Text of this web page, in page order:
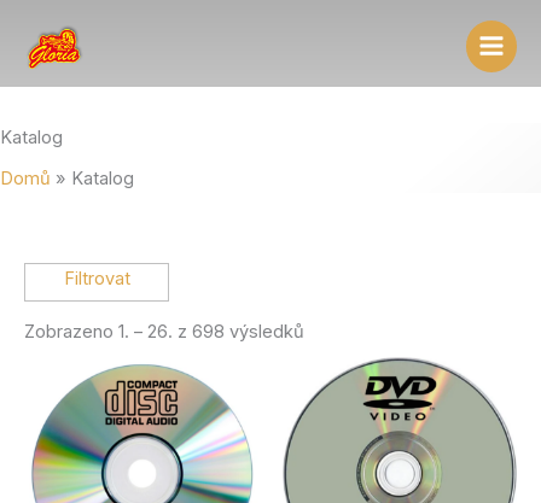
obsah
Katalog
Domů
Katalog
Vlastnost produktu: Typ
Live koncert
orchestrální
orchestrální a zpívané
Zobrazeno 1. – 26. z 698 výsledků